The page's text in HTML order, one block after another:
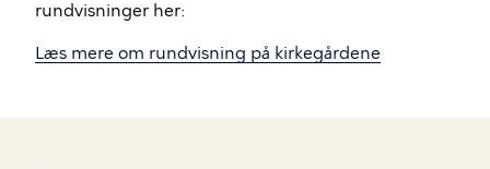
rundvisninger her:
Læs mere om rundvisning på kirkegårdene